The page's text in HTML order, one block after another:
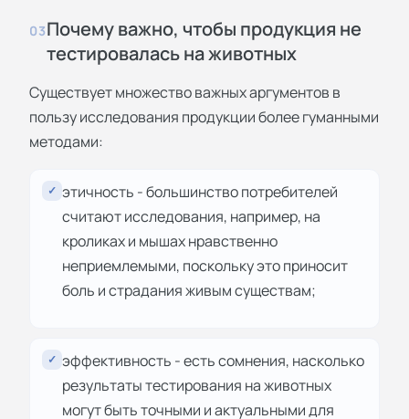
03Почему важно, чтобы продукция не
тестировалась на животных
Существует множество важных аргументов в
пользу исследования продукции более гуманными
методами:
✓ этичность - большинство потребителей
считают исследования, например, на
кроликах и мышах нравственно
неприемлемыми, поскольку это приносит
боль и страдания живым существам;
✓ эффективность - есть сомнения, насколько
результаты тестирования на животных
могут быть точными и актуальными для